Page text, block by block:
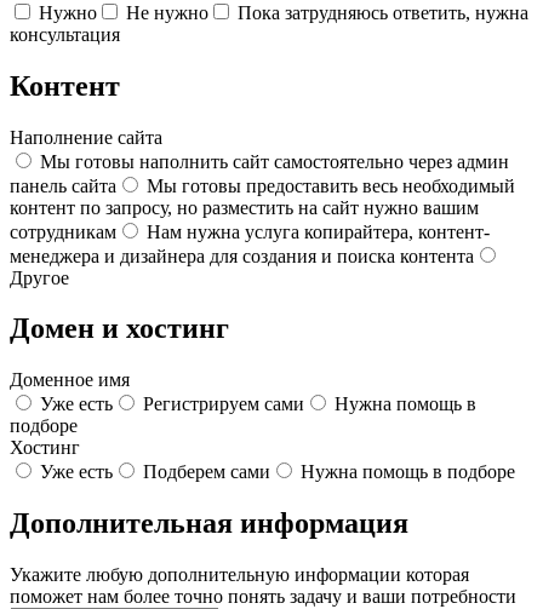
Нужно
Не нужно
Пока затрудняюсь ответить, нужна
консультация
Контент
Наполнение сайта
Мы готовы наполнить сайт самостоятельно через админ
панель сайта
Мы готовы предоставить весь необходимый
контент по запросу, но разместить на сайт нужно вашим
сотрудникам
Нам нужна услуга копирайтера, контент-
менеджера и дизайнера для создания и поиска контента
Другое
Домен и хостинг
Доменное имя
Уже есть
Регистрируем сами
Нужна помощь в
подборе
Хостинг
Уже есть
Подберем сами Нужна помощь в подборе
Дополнительная информация
Укажите любую дополнительную информации которая
поможет нам более точно понять задачу и ваши потребности